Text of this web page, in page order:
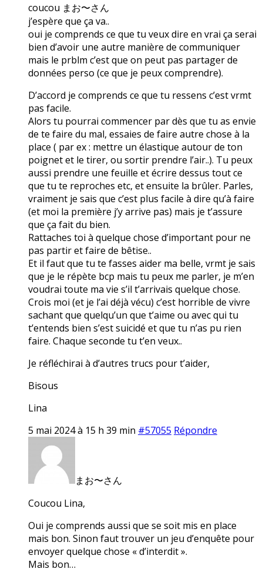
coucou まお〜さん
j’espère que ça va..
oui je comprends ce que tu veux dire en vrai ça serai
bien d’avoir une autre manière de communiquer
mais le prblm c’est que on peut pas partager de
données perso (ce que je peux comprendre).
D’accord je comprends ce que tu ressens c’est vrmt
pas facile.
Alors tu pourrai commencer par dès que tu as envie
de te faire du mal, essaies de faire autre chose à la
place ( par ex : mettre un élastique autour de ton
poignet et le tirer, ou sortir prendre l’air..). Tu peux
aussi prendre une feuille et écrire dessus tout ce
que tu te reproches etc, et ensuite la brûler. Parles,
vraiment je sais que c’est plus facile à dire qu’à faire
(et moi la première j’y arrive pas) mais je t’assure
que ça fait du bien.
Rattaches toi à quelque chose d’important pour ne
pas partir et faire de bêtise..
Et il faut que tu te fasses aider ma belle, vrmt je sais
que je le répète bcp mais tu peux me parler, je m’en
voudrai toute ma vie s’il t’arrivais quelque chose.
Crois moi (et je l’ai déjà vécu) c’est horrible de vivre
sachant que quelqu’un que t’aime ou avec qui tu
t’entends bien s’est suicidé et que tu n’as pu rien
faire. Chaque seconde tu t’en veux..
Je réfléchirai à d’autres trucs pour t’aider,
Bisous
Lina
5 mai 2024 à 15 h 39 min #57055 Répondre
まお〜さん
Coucou Lina,
Oui je comprends aussi que se soit mis en place
mais bon. Sinon faut trouver un jeu d’enquête pour
envoyer quelque chose « d’interdit ».
Mais bon…